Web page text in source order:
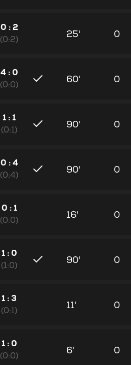
0 : 2
(0:2)
25' 0
4 : 0
(0:0)
60' 0
1 : 1
(0:1)
90' 0
0 : 4
(0:4)
90' 0
0 : 1
(0:0)
16' 0
1 : 0
(1:0)
90' 0
1 : 3
(0:1)
11' 0
1 : 0
(0:0)
6' 0